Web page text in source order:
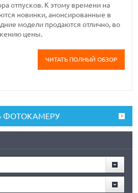
отпусков. К этому времени на
новинки, анонсированные в
модели продаются отлично, во
цены.
ЧИТАТЬ ПОЛНЫЙ ОБЗОР
ФОТОКАМЕРУ